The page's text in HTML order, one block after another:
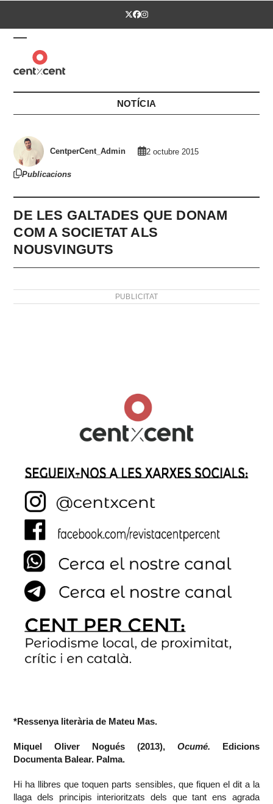
Twitter
Facebook
Instagram
Open
mobile
menu
Close
mobile
menu
NOTÍCIA
CentperCent_Admin 2 octubre 2015
Publicacions
DE LES GALTADES QUE DONAM
COM A SOCIETAT ALS
NOUSVINGUTS
PUBLICITAT
*Ressenya literària de Mateu Mas.
Miquel Oliver Nogués (2013), Ocumé.
Edicions
Documenta Balear. Palma.
Hi ha llibres que toquen parts sensibles, que fiquen el dit a la
llaga dels principis interioritzats dels que tant ens agrada